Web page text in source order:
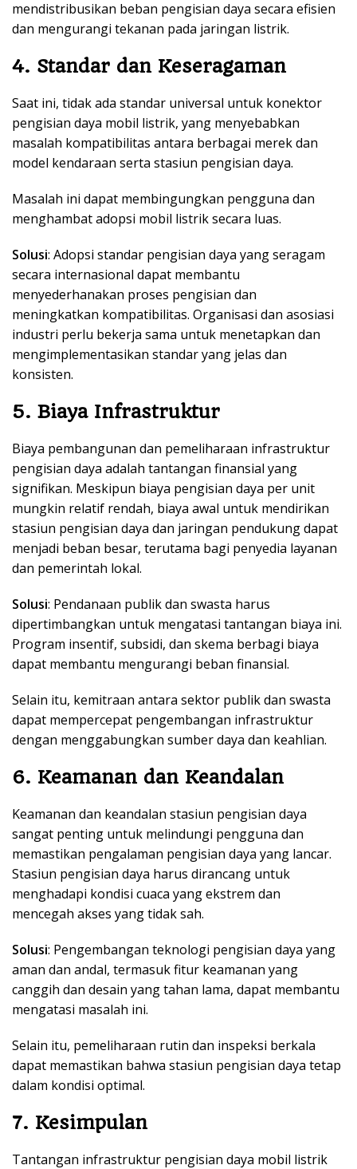
mendistribusikan beban pengisian daya secara efisien
dan mengurangi tekanan pada jaringan listrik.
4. Standar dan Keseragaman
Saat ini, tidak ada standar universal untuk konektor
pengisian daya mobil listrik, yang menyebabkan
masalah kompatibilitas antara berbagai merek dan
model kendaraan serta stasiun pengisian daya.
Masalah ini dapat membingungkan pengguna dan
menghambat adopsi mobil listrik secara luas.
Solusi: Adopsi standar pengisian daya yang seragam
secara internasional dapat membantu
menyederhanakan proses pengisian dan
meningkatkan kompatibilitas. Organisasi dan asosiasi
industri perlu bekerja sama untuk menetapkan dan
mengimplementasikan standar yang jelas dan
konsisten.
5. Biaya Infrastruktur
Biaya pembangunan dan pemeliharaan infrastruktur
pengisian daya adalah tantangan finansial yang
signifikan. Meskipun biaya pengisian daya per unit
mungkin relatif rendah, biaya awal untuk mendirikan
stasiun pengisian daya dan jaringan pendukung dapat
menjadi beban besar, terutama bagi penyedia layanan
dan pemerintah lokal.
Solusi: Pendanaan publik dan swasta harus
dipertimbangkan untuk mengatasi tantangan biaya ini.
Program insentif, subsidi, dan skema berbagi biaya
dapat membantu mengurangi beban finansial.
Selain itu, kemitraan antara sektor publik dan swasta
dapat mempercepat pengembangan infrastruktur
dengan menggabungkan sumber daya dan keahlian.
6. Keamanan dan Keandalan
Keamanan dan keandalan stasiun pengisian daya
sangat penting untuk melindungi pengguna dan
memastikan pengalaman pengisian daya yang lancar.
Stasiun pengisian daya harus dirancang untuk
menghadapi kondisi cuaca yang ekstrem dan
mencegah akses yang tidak sah.
Solusi: Pengembangan teknologi pengisian daya yang
aman dan andal, termasuk fitur keamanan yang
canggih dan desain yang tahan lama, dapat membantu
mengatasi masalah ini.
Selain itu, pemeliharaan rutin dan inspeksi berkala
dapat memastikan bahwa stasiun pengisian daya tetap
dalam kondisi optimal.
7. Kesimpulan
Tantangan infrastruktur pengisian daya mobil listrik